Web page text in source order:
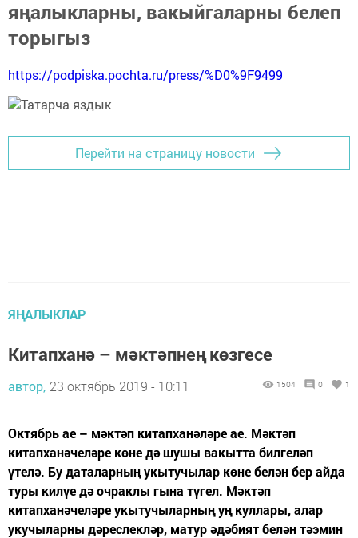
яңалыкларны, вакыйгаларны белеп
торыгыз
https://podpiska.pochta.ru/press/%D0%9F9499
Перейти на страницу новости
ЯҢАЛЫКЛАР
Китапханә – мәктәпнең көзгесе
автор, 23 октябрь 2019 - 10:11 1504 0 1
Октябрь ае – мәктәп китапханәләре ае. Мәктәп
китапханәчеләре көне дә шушы вакытта билгеләп
үтелә. Бу даталарның укытучылар көне белән бер айда
туры килүе дә очраклы гына түгел. Мәктәп
китапханәчеләре укытучыларның уң куллары, алар
укучыларны дәреслекләр, матур әдәбият белән тәэмин